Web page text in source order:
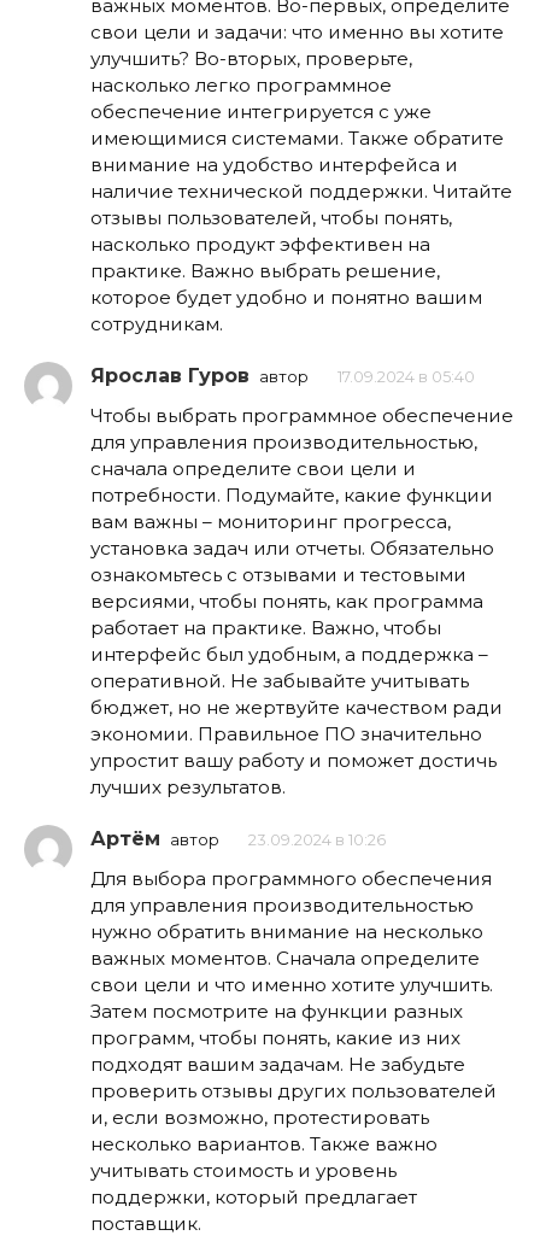
важных моментов. Во-первых, определите
свои цели и задачи: что именно вы хотите
улучшить? Во-вторых, проверьте,
насколько легко программное
обеспечение интегрируется с уже
имеющимися системами. Также обратите
внимание на удобство интерфейса и
наличие технической поддержки. Читайте
отзывы пользователей, чтобы понять,
насколько продукт эффективен на
практике. Важно выбрать решение,
которое будет удобно и понятно вашим
сотрудникам.
Ярослав Гуров автор 17.09.2024 в 05:40
Чтобы выбрать программное обеспечение
для управления производительностью,
сначала определите свои цели и
потребности. Подумайте, какие функции
вам важны – мониторинг прогресса,
установка задач или отчеты. Обязательно
ознакомьтесь с отзывами и тестовыми
версиями, чтобы понять, как программа
работает на практике. Важно, чтобы
интерфейс был удобным, а поддержка –
оперативной. Не забывайте учитывать
бюджет, но не жертвуйте качеством ради
экономии. Правильное ПО значительно
упростит вашу работу и поможет достичь
лучших результатов.
Артём автор 23.09.2024 в 10:26
Для выбора программного обеспечения
для управления производительностью
нужно обратить внимание на несколько
важных моментов. Сначала определите
свои цели и что именно хотите улучшить.
Затем посмотрите на функции разных
программ, чтобы понять, какие из них
подходят вашим задачам. Не забудьте
проверить отзывы других пользователей
и, если возможно, протестировать
несколько вариантов. Также важно
учитывать стоимость и уровень
поддержки, который предлагает
поставщик.